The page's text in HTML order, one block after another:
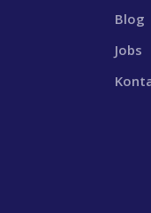
Blog
Jobs